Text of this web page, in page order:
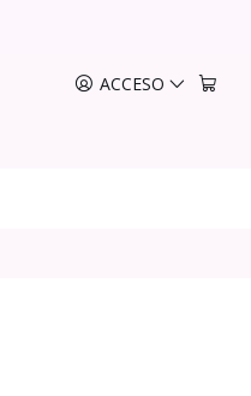
ACCESO